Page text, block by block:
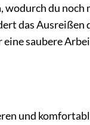
du
das Ausreißen
saubere
und